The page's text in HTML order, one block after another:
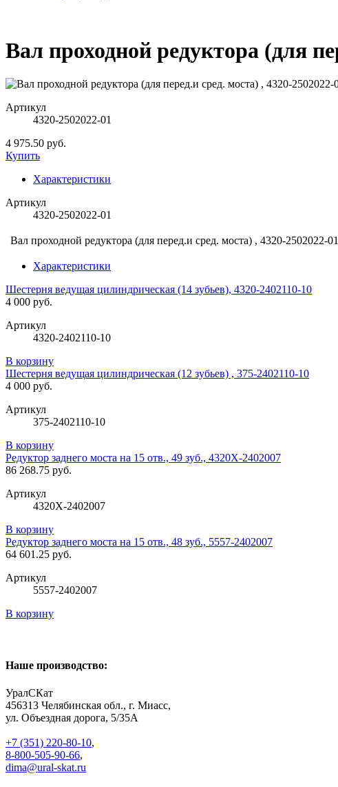
Вал проходной редуктора (для
Артикул
4320-2502022-01
4 975.50 руб.
Купить
Характеристики
Артикул
4320-2502022-01
Вал проходной редуктора (для перед.и сред. моста) , 4320-2502022-01
Характеристики
Шестерня ведущая цилиндрическая (14 зубьев), 4320-2402110-10
4 000 руб.
Артикул
4320-2402110-10
В корзину
Шестерня ведущая цилиндрическая (12 зубьев) , 375-2402110-10
4 000 руб.
Артикул
375-2402110-10
В корзину
Редуктор заднего моста на 15 отв., 49 зуб., 4320Х-2402007
86 268.75 руб.
Артикул
4320Х-2402007
В корзину
Редуктор заднего моста на 15 отв., 48 зуб., 5557-2402007
64 601.25 руб.
Артикул
5557-2402007
В корзину
Наше производство:
УралСКат
456313 Челябинская обл., г. Миасс,
ул. Объездная дорога, 5/35А
+7 (351) 220-80-10,
8-800-505-90-66,
dima@ural-skat.ru